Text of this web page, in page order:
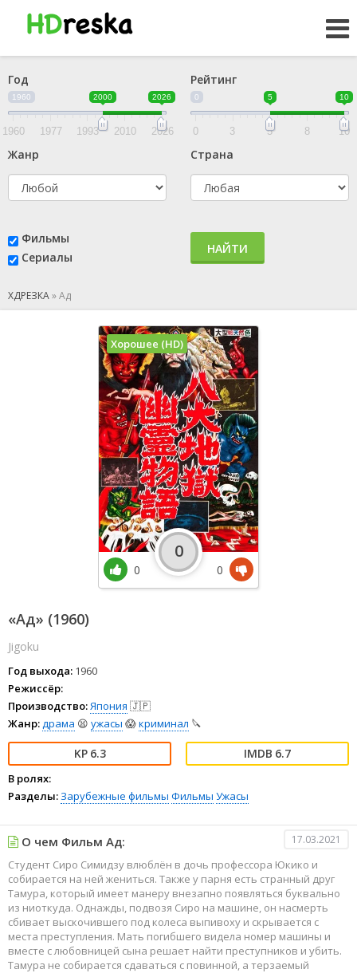
Год
1960 2000 2026
1960 1977 1993 2010 2026
Рейтинг
0 5 10
0 3 5 8 10
Жанр Страна
Фильмы
Сериалы
НАЙТИ
ХДРЕЗКА»Ад
«Ад» (1960)
Jigoku
Год выхода: 1960
Режиссёр:
Производство:Япония 🇯🇵
Жанр:драма 😫 ужасы 😱криминал 🔪
6.3 6.7
В ролях:
Разделы: Зарубежные фильмы Фильмы Ужасы
Хорошее (HD)
0
0
0
О чем Фильм Ад: 17.03.2021
Студент Сиро Симидзу влюблён в дочь профессора Юкико и
собирается на ней жениться. Также у парня есть странный друг
Тамура, который имеет манеру внезапно появляться буквально
из ниоткуда. Однажды, подвозя Сиро на машине, он насмерть
сбивает выскочившего под колеса выпивоху и скрывается с
места преступления. Мать погибшего видела номер машины и
вместе с любовницей сына решает найти преступников и убить.
Тамура не собирается сдаваться с повинной, а терзаемый